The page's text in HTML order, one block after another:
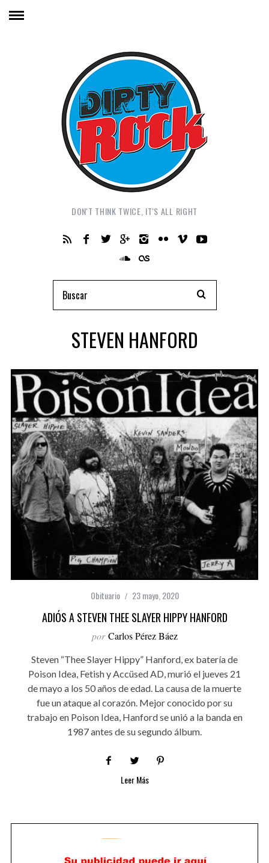
DON'T THINK TWICE, IT'S ALL RIGHT
STEVEN HANFORD
Obituario 23 mayo, 2020
ADIÓS A STEVEN THEE SLAYER HIPPY HANFORD
por Carlos Pérez Báez
Steven “Thee Slayer Hippy” Hanford, ex batería de
Poison Idea, Fetish y Accüsed AD, murió el jueves 21
de mayo a los 50 años de edad. La causa de la muerte
fue un ataque al corazón. Mejor conocido por su
trabajo en Poison Idea, Hanford se unió a la banda en
1987 antes de su segundo álbum.
Leer Más